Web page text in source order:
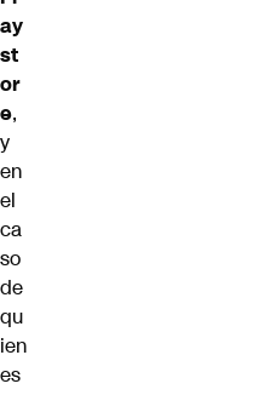
ay
st
or
e,
y
en
el
ca
so
de
qu
ien
es